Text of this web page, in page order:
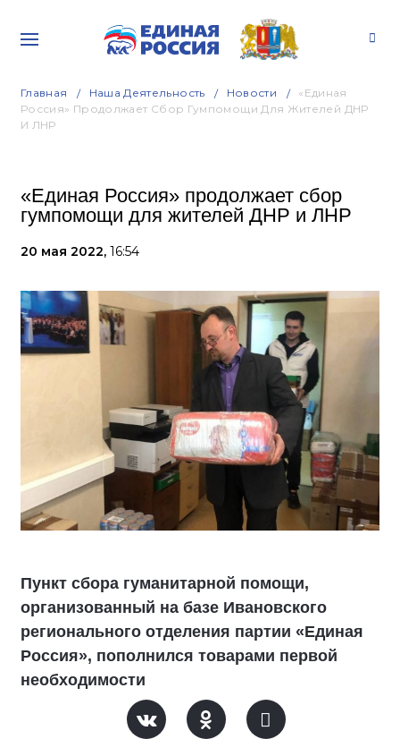
Главная Наша Деятельность Новости
«Единая
Россия» Продолжает Сбор Гумпомощи Для Жителей ДНР
И ЛНР
«Единая Россия» продолжает сбор
гумпомощи для жителей ДНР и ЛНР
20 мая 2022, 16:54
Пункт сбора гуманитарной помощи,
организованный на базе Ивановского
регионального отделения партии «Единая
Россия», пополнился товарами первой
необходимости